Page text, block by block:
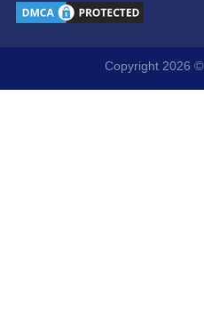
Copyright 2026 ©